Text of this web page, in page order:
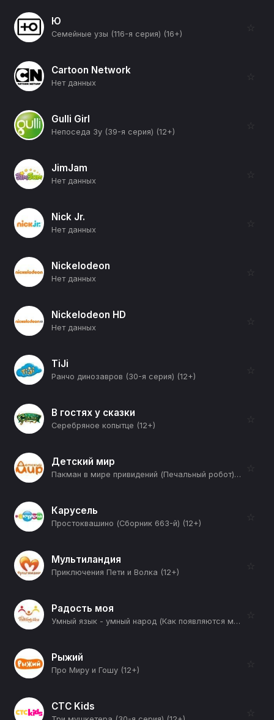
Ю
Семейные узы (116-я серия) (16+)
☆
Cartoon Network
Нет данных
☆
Gulli Girl
Непоседа Зу (39-я серия) (12+)
☆
JimJam
Нет данных
☆
Nick Jr.
Нет данных
☆
Nickelodeon
Нет данных
☆
Nickelodeon HD
Нет данных
☆
TiJi
Ранчо динозавров (30-я серия) (12+)
☆
В гостях у сказки
Серебряное копытце (12+)
☆
Детский мир
Пакман в мире привидений (Печальный робот) (12+)
☆
Карусель
Простоквашино (Сборник 663-й) (12+)
☆
Мультиландия
Приключения Пети и Волка (12+)
☆
Радость моя
Умный язык - умный народ (Как появляются модные слова?) (12+)
☆
Рыжий
Про Миру и Гошу (12+)
☆
СТС Kids ☆